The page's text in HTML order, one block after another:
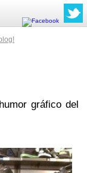
gráfico del